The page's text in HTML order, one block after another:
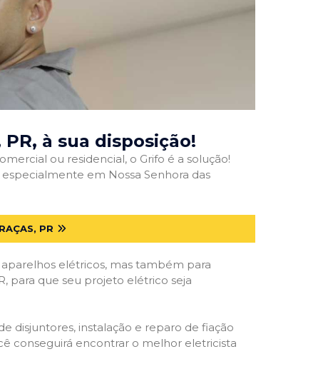
, à sua disposição!
ou residencial, o Grifo é a solução!
em Nossa Senhora das
PR
elétricos, mas também para
para que seu projeto elétrico seja
disjuntores, instalação e reparo de fiação
conseguirá encontrar o melhor eletricista